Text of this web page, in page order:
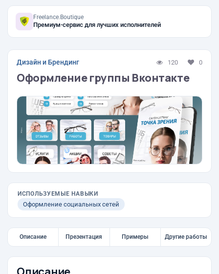
Freelance.Boutique
Премиум-сервис для лучших исполнителей
Дизайн и Брендинг 120 0
Оформление группы Вконтакте
ИСПОЛЬЗУЕМЫЕ НАВЫКИ
Оформление социальных сетей
Описание Презентация Примеры Другие работы